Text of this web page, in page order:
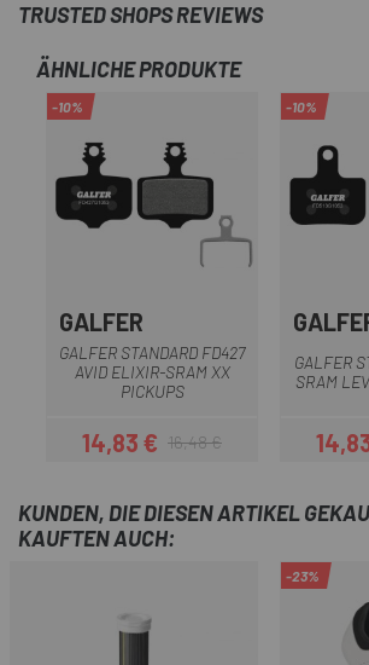
TRUSTED SHOPS REVIEWS
ÄHNLICHE PRODUKTE
-10%
GALFER
GALFER STANDARD FD427
AVID ELIXIR-SRAM XX
PICKUPS
Preis
14,83 €Regulärer Preis
16,48 €
-10%
GALFER
SRAM
KUNDEN, DIE DIESEN ARTIKEL
KAUFTEN AUCH:
-23%